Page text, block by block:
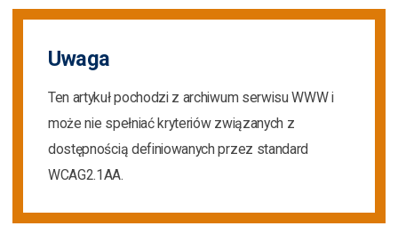
Uwaga
Ten artykuł pochodzi z archiwum serwisu WWW i
może nie spełniać kryteriów związanych z
dostępnością definiowanych przez standard
WCAG2.1AA.